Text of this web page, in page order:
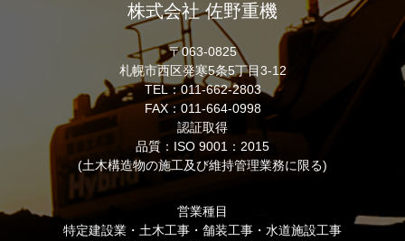
株式会社 佐野重機
〒063-0825
札幌市西区発寒5条5丁目3-12
TEL：011-662-2803
FAX：011-664-0998
認証取得
品質：ISO 9001：2015
(土木構造物の施工及び維持管理業務に限る)
営業種目
特定建設業・土木工事・舗装工事・水道施設工事